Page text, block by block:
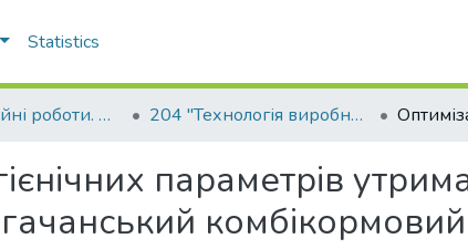
Statistics
Кваліфікаційні роботи. Факультет технологій тваринництва та продовольства 204 "Технологія виробництва і переробки продукції тваринництва"
параметрів